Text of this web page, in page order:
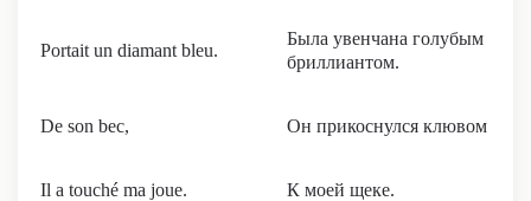
Portait un diamant bleu.
Была увенчана голубым
бриллиантом.
De son bec, Он прикоснулся клювом
Il a touché ma joue. К моей щеке.